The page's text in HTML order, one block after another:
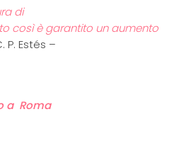
di
così è garantito un aumento
P. Estés –
a Roma